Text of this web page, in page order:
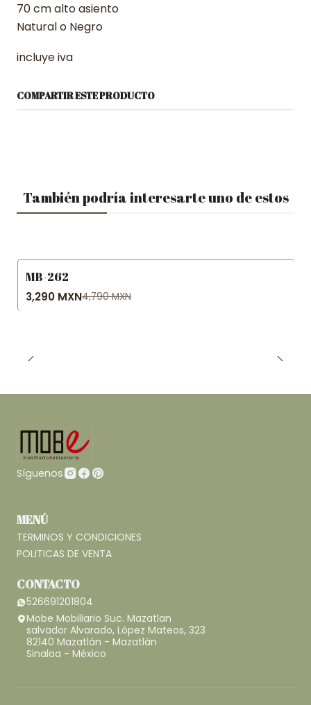
70 cm alto asiento
Natural o Negro
incluye iva
COMPARTIR ESTE PRODUCTO
También podría interesarte uno de estos
-31% OFF
MB-262
3,290 MXN4,790 MXN
Síguenos
MENÚ
TERMINOS Y CONDICIONES
POLITICAS DE VENTA
CONTACTO
526691201804
Mobe Mobiliario Suc. Mazatlan
salvador Alvarado, López Mateos, 323
82140 Mazatlán - Mazatlán
Sinaloa - México